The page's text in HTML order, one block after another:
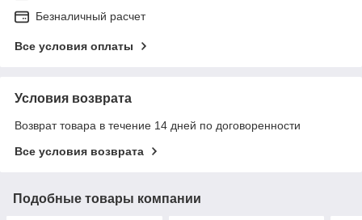
Безналичный расчет
Все условия оплаты
Условия возврата
Возврат товара в течение 14 дней по договоренности
Все условия возврата
Подобные товары компании